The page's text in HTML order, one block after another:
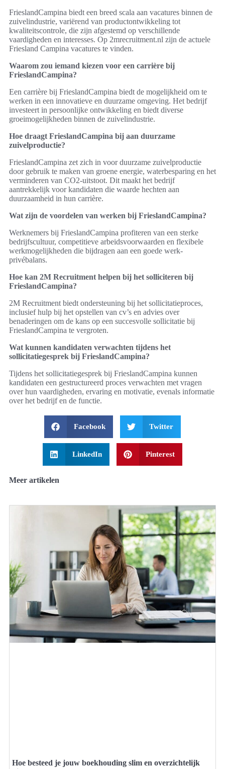
FrieslandCampina biedt een breed scala aan vacatures binnen de
zuivelindustrie, variërend van productontwikkeling tot
kwaliteitscontrole, die zijn afgestemd op verschillende
vaardigheden en interesses. Op 2mrecruitment.nl zijn de actuele
Friesland Campina vacatures te vinden.
Waarom zou iemand kiezen voor een carrière bij
FrieslandCampina?
Een carrière bij FrieslandCampina biedt de mogelijkheid om te
werken in een innovatieve en duurzame omgeving. Het bedrijf
investeert in persoonlijke ontwikkeling en biedt diverse
groeimogelijkheden binnen de zuivelindustrie.
Hoe draagt FrieslandCampina bij aan duurzame
zuivelproductie?
FrieslandCampina zet zich in voor duurzame zuivelproductie
door gebruik te maken van groene energie, waterbesparing en het
verminderen van CO2-uitstoot. Dit maakt het bedrijf
aantrekkelijk voor kandidaten die waarde hechten aan
duurzaamheid in hun carrière.
Wat zijn de voordelen van werken bij FrieslandCampina?
Werknemers bij FrieslandCampina profiteren van een sterke
bedrijfscultuur, competitieve arbeidsvoorwaarden en flexibele
werkmogelijkheden die bijdragen aan een goede werk-
privébalans.
Hoe kan 2M Recruitment helpen bij het solliciteren bij
FrieslandCampina?
2M Recruitment biedt ondersteuning bij het sollicitatieproces,
inclusief hulp bij het opstellen van cv’s en advies over
benaderingen om de kans op een succesvolle sollicitatie bij
FrieslandCampina te vergroten.
Wat kunnen kandidaten verwachten tijdens het
sollicitatiegesprek bij FrieslandCampina?
Tijdens het sollicitatiegesprek bij FrieslandCampina kunnen
kandidaten een gestructureerd proces verwachten met vragen
over hun vaardigheden, ervaring en motivatie, evenals informatie
over het bedrijf en de functie.
Facebook Twitter
LinkedIn Pinterest
Meer artikelen
Hoe besteed je jouw boekhouding slim en overzichtelijk